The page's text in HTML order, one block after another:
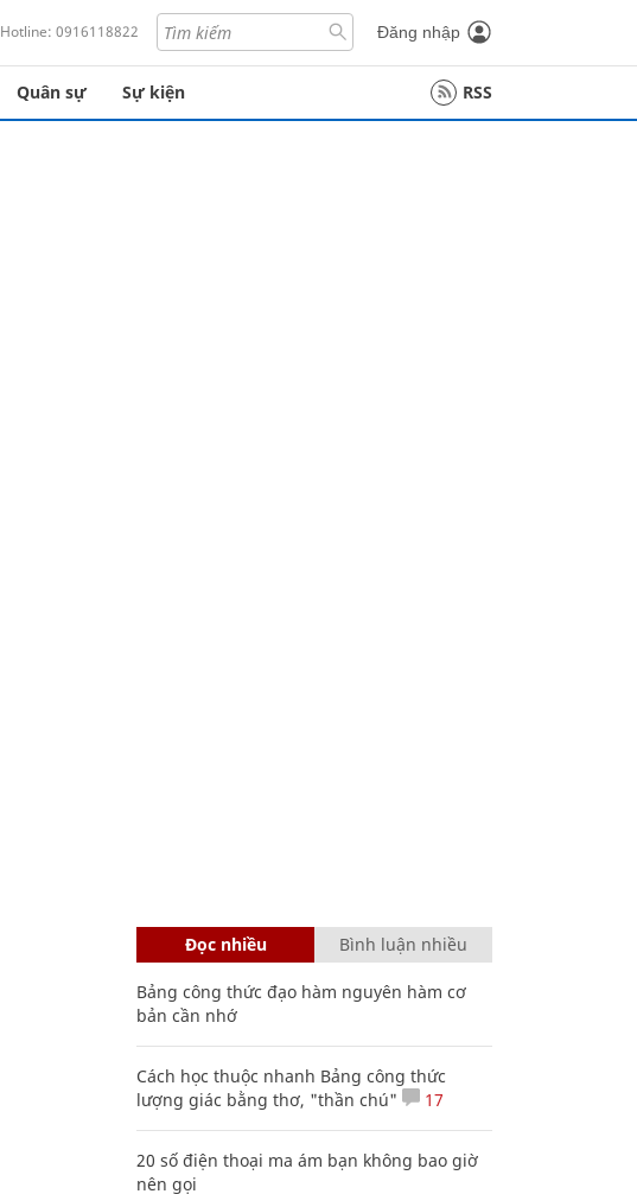
Hotline: 0916118822 Đăng nhập
Quân sự Sự kiện RSS
Đọc nhiều Bình luận nhiều
Bảng công thức đạo hàm nguyên hàm cơ
bản cần nhớ
Cách học thuộc nhanh Bảng công thức
lượng giác bằng thơ, "thần chú"
17
20 số điện thoại ma ám bạn không bao giờ
nên gọi